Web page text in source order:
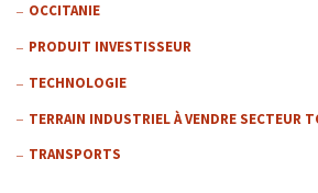
OCCITANIE
PRODUIT INVESTISSEUR
TECHNOLOGIE
TERRAIN INDUSTRIEL À VENDRE SECTEUR
TRANSPORTS